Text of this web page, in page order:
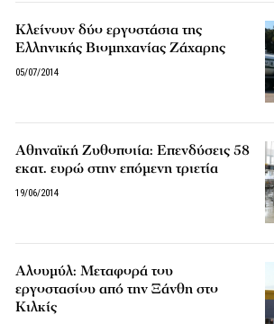
Κλείνουν δύο εργοστάσια της
Ελληνικής Βιομηχανίας Ζάχαρης
05/07/2014
Αθηναϊκή Ζυθοποιία: Επενδύσεις 58
εκατ. ευρώ στην επόμενη τριετία
19/06/2014
Αλουμύλ: Μεταφορά του
εργοστασίου από την Ξάνθη στο
Κιλκίς